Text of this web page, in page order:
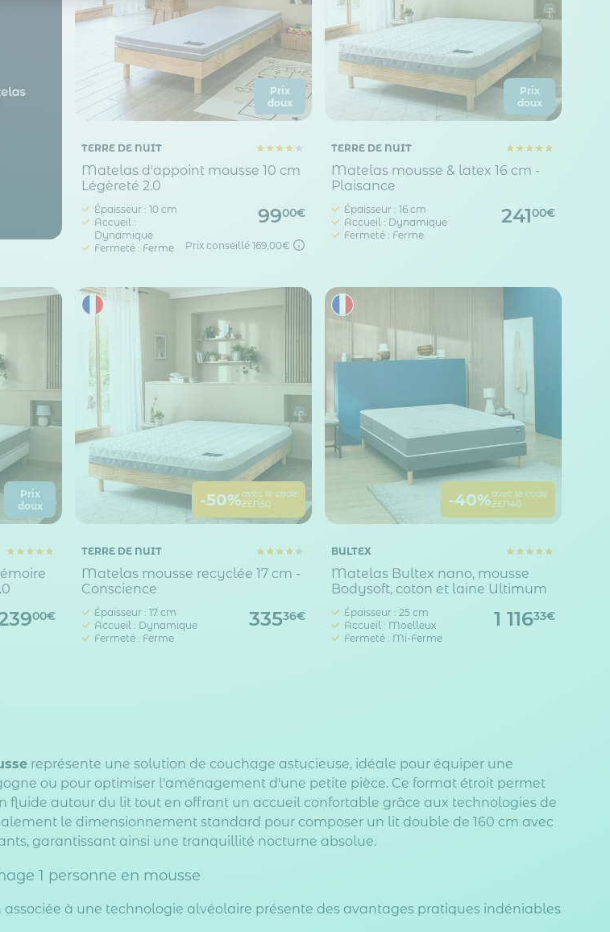
du Consentement : Personnalisez vos Options
permet d'adapter et de gérer vos paramètres de confidentialité, en garantissant la conformité avec
Prix
doux
TERRE DE NUIT
Matelas d'appoint mousse 10 cm
Légèreté 2.0
Épaisseur : 10 cm
Accueil :
Dynamique
Fermeté : Ferme
9900€
Prix conseillé 169,00€
Prix
doux
TERRE DE NUIT
Matelas mousse & latex 16 cm -
Plaisance
Épaisseur : 16 cm
Accueil : Dynamique
Fermeté : Ferme
24100€
Prix
doux
00€
-50%avec le code
ZEN50
TERRE DE NUIT
Matelas mousse recyclée 17 cm -
Conscience
Épaisseur : 17 cm
Accueil : Dynamique
Fermeté : Ferme
33536€
-40%avec le code
ZEN40
BULTEX
Matelas Bultex nano, mousse
Bodysoft, coton et laine Ultimum
Épaisseur : 25 cm
Accueil : Moelleux
Fermeté : Mi-Ferme
1 11633€
représente une solution de couchage astucieuse, idéale pour équiper une
ou pour optimiser l'aménagement d'une petite pièce. Ce format étroit permet
fluide autour du lit tout en offrant un accueil confortable grâce aux technologies de
le dimensionnement standard pour composer un lit double de 160 cm avec
garantissant ainsi une tranquillité nocturne absolue.
1 personne en mousse
à une technologie alvéolaire présente des avantages pratiques indéniables